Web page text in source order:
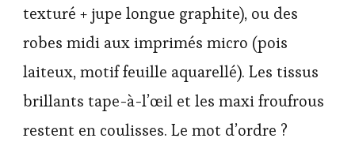
texturé + jupe longue graphite), ou des
robes midi aux imprimés micro (pois
laiteux, motif feuille aquarellé). Les tissus
brillants tape-à-l’œil et les maxi froufrous
restent en coulisses. Le mot d’ordre ?